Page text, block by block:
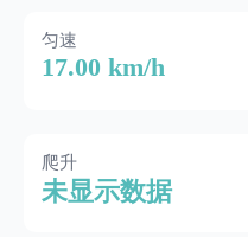
匀速
17.00 km/h
爬升
未显示数据